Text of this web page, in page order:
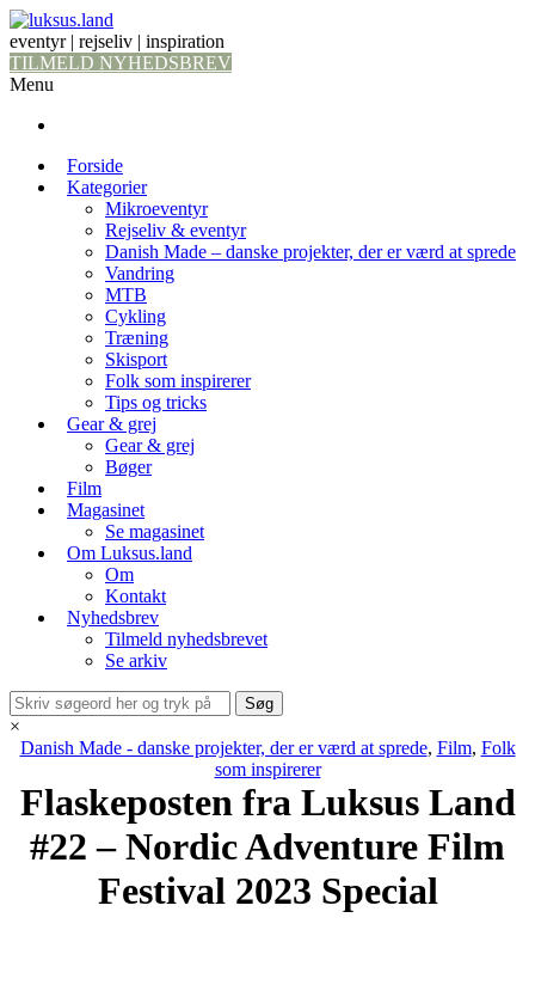
eventyr | rejseliv | inspiration
TILMELD NYHEDSBREV
Menu
Forside
Kategorier
Mikroeventyr
Rejseliv & eventyr
Danish Made – danske projekter, der er værd at sprede
Vandring
MTB
Cykling
Træning
Skisport
Folk som inspirerer
Tips og tricks
Gear & grej
Gear & grej
Bøger
Film
Magasinet
Se magasinet
Om Luksus.land
Om
Kontakt
Nyhedsbrev
Tilmeld nyhedsbrevet
Se arkiv
×
Danish Made - danske projekter, der er værd at sprede, Film, Folk
som inspirerer
Flaskeposten fra Luksus Land
#22 – Nordic Adventure Film
Festival 2023 Special